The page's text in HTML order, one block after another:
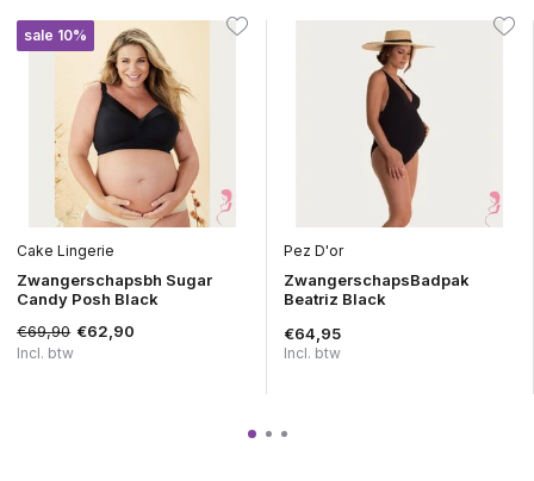
sale 10%
Cake Lingerie
Zwangerschapsbh Sugar
Candy Posh Black
€69,90 €62,90
Incl. btw
Pez D'or
ZwangerschapsBadpak
Beatriz Black
€64,95
Incl. btw